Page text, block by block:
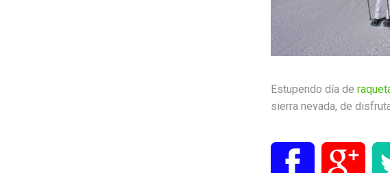
Estupendo día de
sierra nevada, de